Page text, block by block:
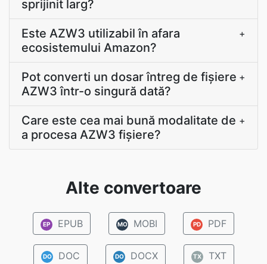
sprijinit larg?
Este AZW3 utilizabil în afara
ecosistemului Amazon?
+
Pot converti un dosar întreg de fișiere
AZW3 într-o singură dată?
+
Care este cea mai bună modalitate de
a procesa AZW3 fișiere?
+
Alte convertoare
EP EPUB MO MOBI PD PDF
DO DOC DO DOCX TX TXT